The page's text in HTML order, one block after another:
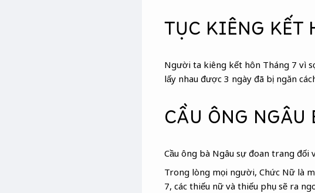
TỤC KIÊNG KẾT
Người ta kiêng kết hôn Tháng 7 vì
lấy nhau được 3 ngày đã bị ngăn
CẦU ÔNG NGÂU
Cầu ông bà Ngâu sự đoan trang
Trong lòng mọi người, Chức Nữ là
7, các thiếu nữ và thiếu phụ sẽ ra